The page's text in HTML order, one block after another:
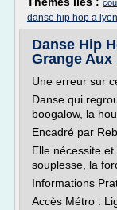
danse hip hop a lyon
Danse Hip
Grange Aux
Une erreur sur
Danse qui
boogalow, la
Encadré par
Elle nécessite
souplesse, la
Informations
Accès Métro :